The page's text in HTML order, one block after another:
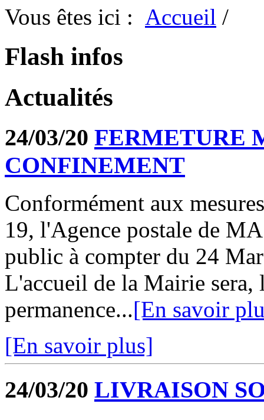
Vous êtes ici : Accueil /
Flash infos
Actualités
24/03/20 FERMETURE
CONFINEMENT
Conformément aux
19, l'Agence postale de
public à compter du 24
L'accueil de la Mairie sera,
permanence...[En savoir
[En savoir plus]
24/03/20 LIVRAISON